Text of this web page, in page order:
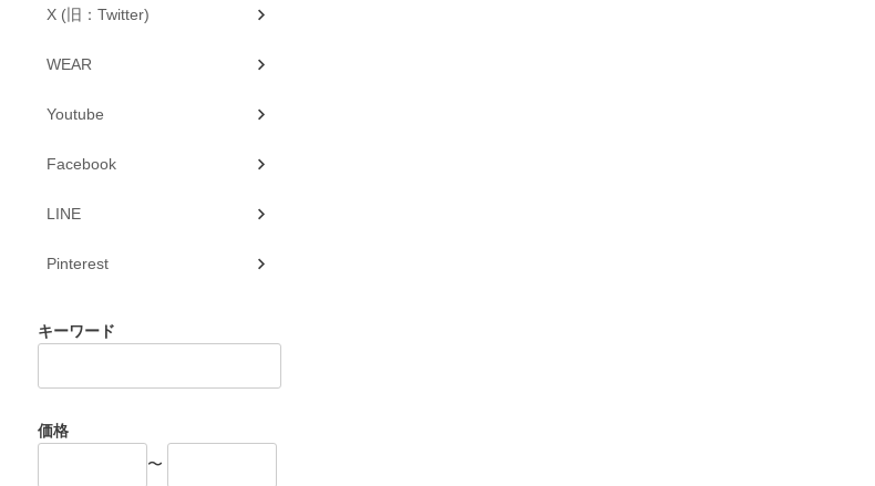
X (旧：Twitter)
WEAR
Youtube
Facebook
LINE
Pinterest
キーワード
価格
〜